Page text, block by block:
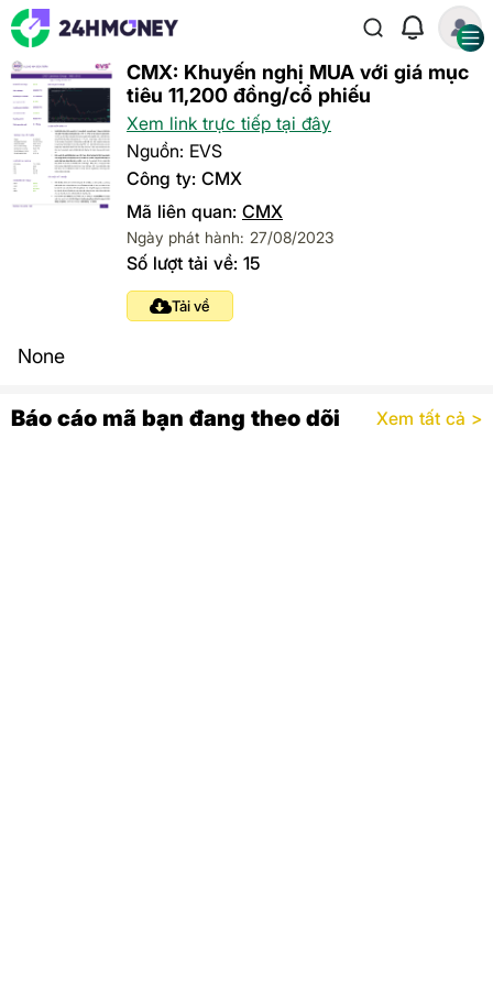
CMX: Khuyến nghị MUA với giá mục
tiêu 11,200 đồng/cổ phiếu
Xem link trực tiếp tại đây
Nguồn: EVS
Công ty: CMX
Mã liên quan: CMX
Ngày phát hành: 27/08/2023
Số lượt tải về: 15
Tải về
None
Báo cáo mã bạn đang theo dõi Xem tất cả >